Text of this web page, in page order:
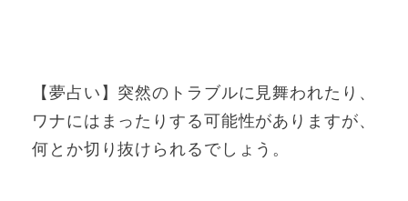
【夢占い】突然のトラブルに見舞われたり、
ワナにはまったりする可能性がありますが、
何とか切り抜けられるでしょう。